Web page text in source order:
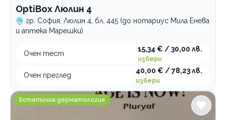
OptiBox Люлин 4
гр. София, Люлин 4, бл. 445 (до нотариус Мила Енева
и аптека Марешки)
Очен тест
15,34 € / 30,00 лв.
избери
Очен преглед
40,00 € / 78,23 лв.
избери
SunClinic
Естетична дерматология